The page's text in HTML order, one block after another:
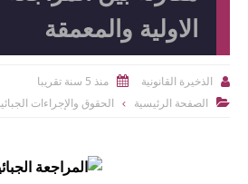
الاولية والمعمقة
 الذخيرة القانونية  منذ 5 سنة تقريبا
 الصفحة الرئيسية الحقوق والإجراءات